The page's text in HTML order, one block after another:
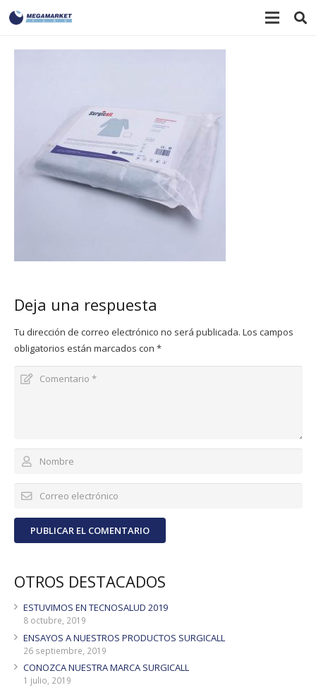
Deja una respuesta
Tu dirección de correo electrónico no será publicada. Los campos
obligatorios están marcados con *
PUBLICAR EL COMENTARIO
OTROS DESTACADOS
ESTUVIMOS EN TECNOSALUD 2019
8 octubre, 2019
ENSAYOS A NUESTROS PRODUCTOS SURGICALL
26 septiembre, 2019
CONOZCA NUESTRA MARCA SURGICALL
1 julio, 2019